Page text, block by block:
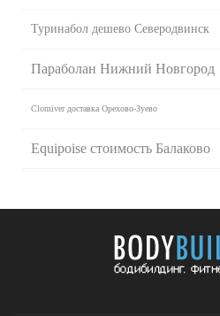
Туринабол дешево Северодвинск
Параболан Нижний Новгород
Clomiver доставка Орехово-Зуево
Equipoise стоимость Балаково